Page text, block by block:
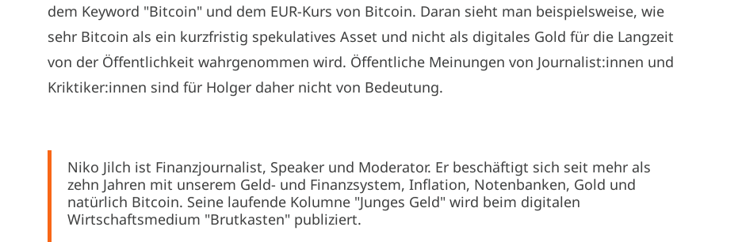
dem Keyword "Bitcoin" und dem EUR-Kurs von Bitcoin. Daran sieht man beispielsweise, wie
sehr Bitcoin als ein kurzfristig spekulatives Asset und nicht als digitales Gold für die Langzeit
von der Öffentlichkeit wahrgenommen wird. Öffentliche Meinungen von Journalist:innen und
Kriktiker:innen sind für Holger daher nicht von Bedeutung.
Niko Jilch ist Finanzjournalist, Speaker und Moderator. Er beschäftigt sich seit mehr als
zehn Jahren mit unserem Geld- und Finanzsystem, Inflation, Notenbanken, Gold und
natürlich Bitcoin. Seine laufende Kolumne "Junges Geld" wird beim digitalen
Wirtschaftsmedium "Brutkasten" publiziert.